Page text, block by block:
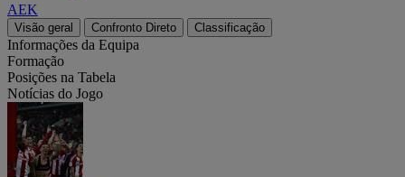
AEK
Visão geral Confronto Direto Classificação
Informações da Equipa
Formação
Posições na Tabela
Notícias do Jogo